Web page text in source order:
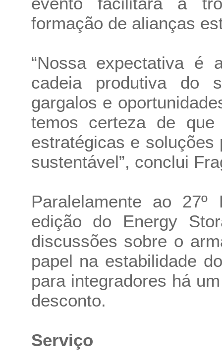
formação de alianças
“Nossa expectativa é
cadeia produtiva do
gargalos e
temos certeza de que
estratégicas e
sustentável”, conclui
Paralelamente ao
edição do Energy
discussões sobre o
papel na estabilidade
para integradores há
desconto.
Serviço